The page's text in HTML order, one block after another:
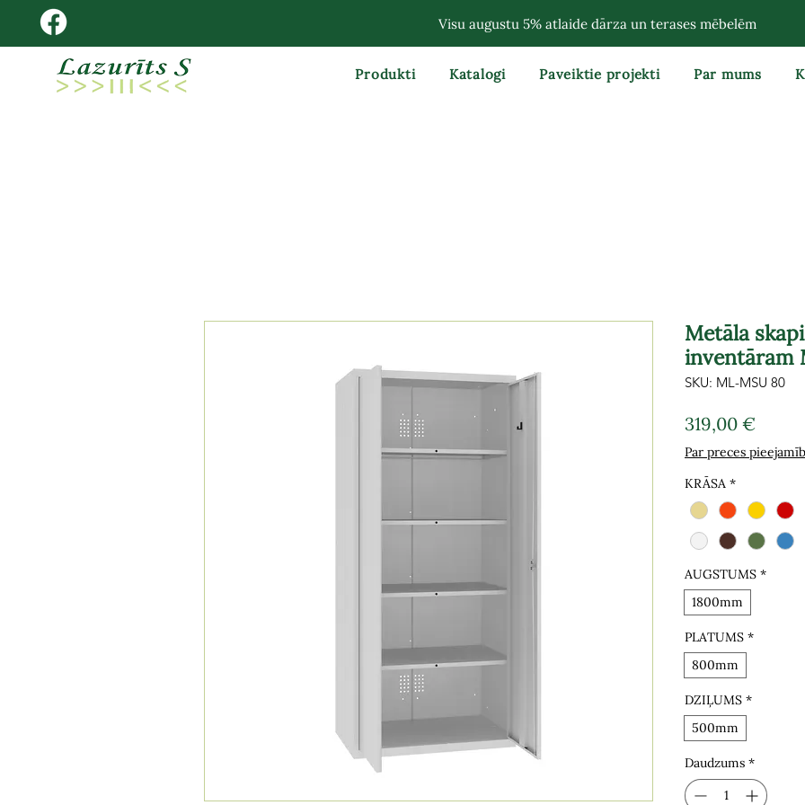
Visu augustu 5% atlaide dārza un terases mēbelēm
Produkti Katalogi Paveiktie projekti Par mums
Metāla
inventāram
SKU: ML-MSU 80
319,00 €Cena
Par preces
KRĀSA *
AUGSTUMS *
1800mm
PLATUMS *
800mm
DZIĻUMS *
500mm
Daudzums *